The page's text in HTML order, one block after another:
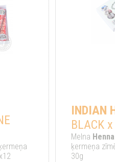
INDIAN
BLACK
Melna Henna
ķermeņa
30g